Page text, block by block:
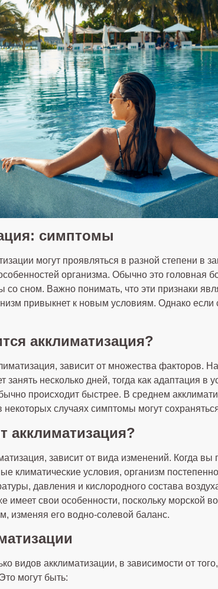
симптомы
могут проявляться в разной степени в
организма. Обычно это головная
со сном. Важно понимать, что эти признаки
привыкнет к новым условиям. Однако
акклиматизация?
зависит от множества факторов.
занять несколько дней, тогда как адаптация в
происходит быстрее. В среднем
некоторых случаях симптомы могут
акклиматизация?
зависит от вида изменений. Когда вы
климатические условия, организм
давления и кислородного состава
имеет свои особенности, поскольку морской
изменяя его водно-солевой баланс.
видов акклиматизации, в зависимости от
могут быть: